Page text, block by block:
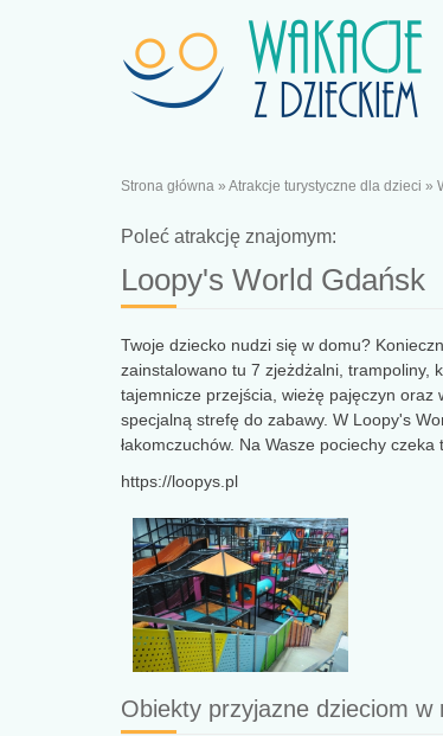
Strona główna » Atrakcje turystyczne dla dzieci »
Poleć atrakcję znajomym:
Loopy's World Gdańsk
Twoje dziecko nudzi się w domu?
zainstalowano tu 7 zjeżdżalni, trampoliny,
tajemnicze przejścia, wieżę pajęczyn oraz
specjalną strefę do zabawy. W Loopy's
łakomczuchów. Na Wasze pociechy
https://loopys.pl
Obiekty przyjazne dzieciom w